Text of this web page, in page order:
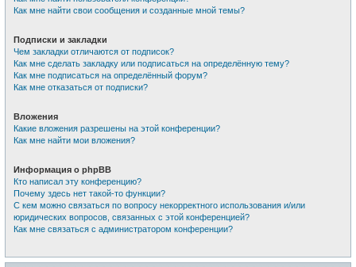
Как мне найти свои сообщения и созданные мной темы?
Подписки и закладки
Чем закладки отличаются от подписок?
Как мне сделать закладку или подписаться на определённую тему?
Как мне подписаться на определённый форум?
Как мне отказаться от подписки?
Вложения
Какие вложения разрешены на этой конференции?
Как мне найти мои вложения?
Информация о phpBB
Кто написал эту конференцию?
Почему здесь нет такой-то функции?
С кем можно связаться по вопросу некорректного использования и/или
юридических вопросов, связанных с этой конференцией?
Как мне связаться с администратором конференции?